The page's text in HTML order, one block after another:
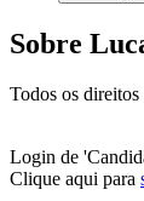
Sobre
Todos os direitos
Login de
Clique aqui para